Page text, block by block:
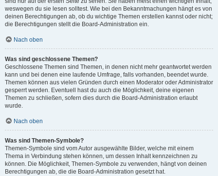
weswegen du sie lesen solltest. Wie bei den Bekanntmachungen hängt es von
deinen Berechtigungen ab, ob du wichtige Themen erstellen kannst oder nicht;
die Berechtigungen stellt die Board-Administration ein.
Nach oben
Was sind geschlossene Themen?
Geschlossene Themen sind Themen, in denen nicht mehr geantwortet werden
kann und bei denen eine laufende Umfrage, falls vorhanden, beendet wurde.
Themen können aus vielen Gründen durch einen Moderator oder Administrator
gesperrt werden. Eventuell hast du auch die Möglichkeit, deine eigenen
Themen zu schließen, sofern dies durch die Board-Administration erlaubt
wurde.
Nach oben
Was sind Themen-Symbole?
Themen-Symbole sind vom Autor ausgewählte Bilder, welche mit einem
Thema in Verbindung stehen können, um dessen Inhalt kennzeichnen zu
können. Die Möglichkeit, Themen-Symbole zu verwenden, hängt von deinen
Berechtigungen ab, die die Board-Administration gesetzt hat.